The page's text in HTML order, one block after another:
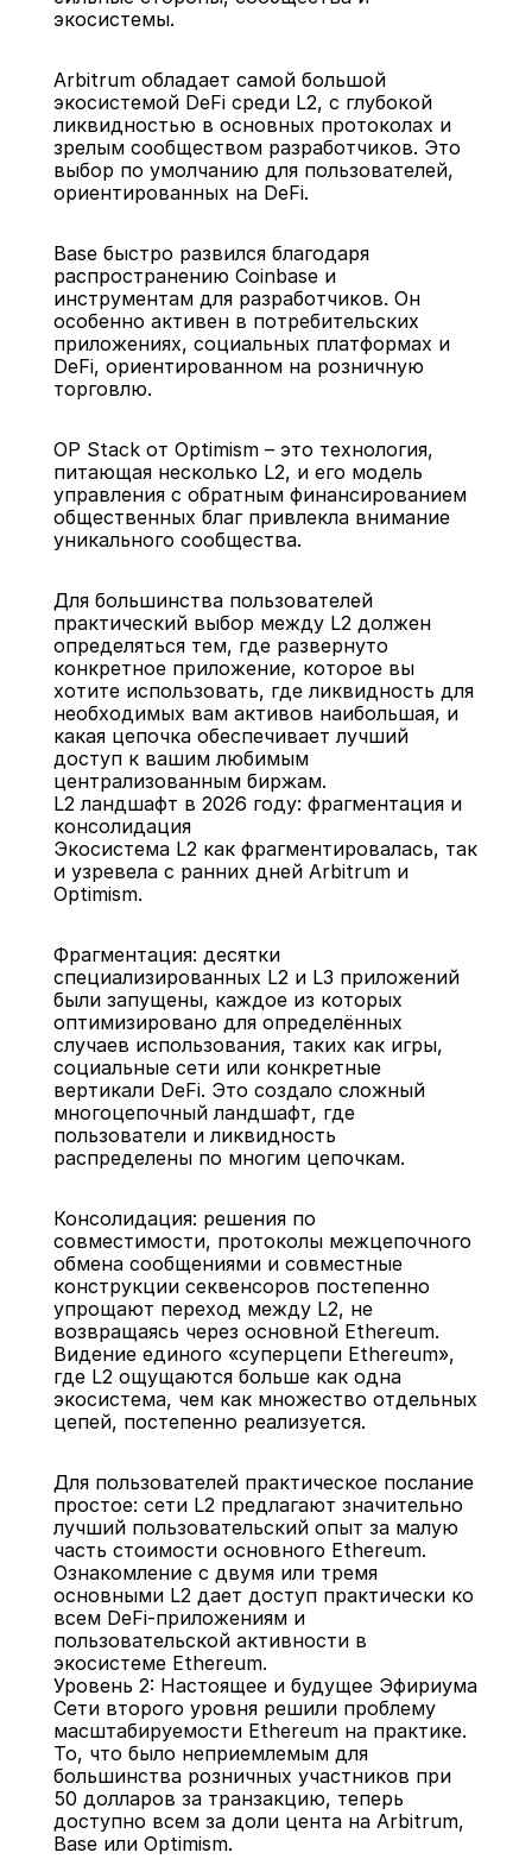
экосистемы.
Arbitrum обладает самой большой
экосистемой DeFi среди L2, с глубокой
ликвидностью в основных протоколах и
зрелым сообществом разработчиков. Это
выбор по умолчанию для пользователей,
ориентированных на DeFi.
Base быстро развился благодаря
распространению Coinbase и
инструментам для разработчиков. Он
особенно активен в потребительских
приложениях, социальных платформах и
DeFi, ориентированном на розничную
торговлю.
OP Stack от Optimism – это технология,
питающая несколько L2, и его модель
управления с обратным финансированием
общественных благ привлекла внимание
уникального сообщества.
Для большинства пользователей
практический выбор между L2 должен
определяться тем, где развернуто
конкретное приложение, которое вы
хотите использовать, где ликвидность для
необходимых вам активов наибольшая, и
какая цепочка обеспечивает лучший
доступ к вашим любимым
централизованным биржам.
L2 ландшафт в 2026 году: фрагментация и
консолидация
Экосистема L2 как фрагментировалась, так
и узревела с ранних дней Arbitrum и
Optimism.
Фрагментация: десятки
специализированных L2 и L3 приложений
были запущены, каждое из которых
оптимизировано для определённых
случаев использования, таких как игры,
социальные сети или конкретные
вертикали DeFi. Это создало сложный
многоцепочный ландшафт, где
пользователи и ликвидность
распределены по многим цепочкам.
Консолидация: решения по
совместимости, протоколы межцепочного
обмена сообщениями и совместные
конструкции секвенсоров постепенно
упрощают переход между L2, не
возвращаясь через основной Ethereum.
Видение единого «суперцепи Ethereum»,
где L2 ощущаются больше как одна
экосистема, чем как множество отдельных
цепей, постепенно реализуется.
Для пользователей практическое послание
простое: сети L2 предлагают значительно
лучший пользовательский опыт за малую
часть стоимости основного Ethereum.
Ознакомление с двумя или тремя
основными L2 дает доступ практически ко
всем DeFi-приложениям и
пользовательской активности в
экосистеме Ethereum.
Уровень 2: Настоящее и будущее Эфириума
Сети второго уровня решили проблему
масштабируемости Ethereum на практике.
То, что было неприемлемым для
большинства розничных участников при
50 долларов за транзакцию, теперь
доступно всем за доли цента на Arbitrum,
Base или Optimism.